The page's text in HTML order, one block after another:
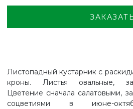
Листопадный кустарник с
кроны. Листья овальные,
Цветение сначала салатовыми,
соцветиями в июне-